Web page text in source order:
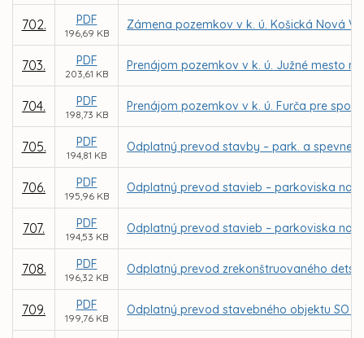
702. PDF
196,69 KB
Zámena pozemkov v k. ú. Košická Nová
703. PDF
203,61 KB
Prenájom pozemkov v k. ú. Južné mesto
704. PDF
198,73 KB
Prenájom pozemkov v k. ú. Furča pre
705. PDF
194,81 KB
Odplatný prevod stavby – park. a
706. PDF
195,96 KB
Odplatný prevod stavieb – parkoviska na
707. PDF
194,53 KB
Odplatný prevod stavieb – parkoviska na
708. PDF
196,32 KB
Odplatný prevod zrekonštruovaného
709. PDF
199,76 KB
Odplatný prevod stavebného objektu SO